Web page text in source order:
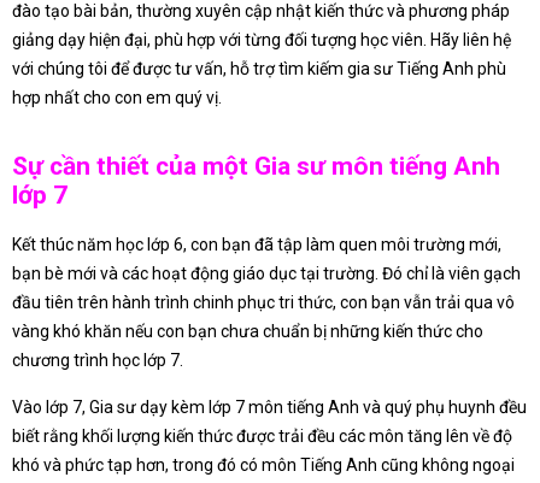
đào tạo bài bản, thường xuyên cập nhật kiến thức và phương pháp
giảng dạy hiện đại, phù hợp với từng đối tượng học viên. Hãy liên hệ
với chúng tôi để được tư vấn, hỗ trợ tìm kiếm gia sư Tiếng Anh phù
hợp nhất cho con em quý vị.
Sự cần thiết của một Gia sư môn tiếng Anh
lớp 7
Kết thúc năm học lớp 6, con bạn đã tập làm quen môi trường mới,
bạn bè mới và các hoạt động giáo dục tại trường. Đó chỉ là viên gạch
đầu tiên trên hành trình chinh phục tri thức, con bạn vẫn trải qua vô
vàng khó khăn nếu con bạn chưa chuẩn bị những kiến thức cho
chương trình học lớp 7.
Vào lớp 7, Gia sư dạy kèm lớp 7 môn tiếng Anh và quý phụ huynh đều
biết rằng khối lượng kiến thức được trải đều các môn tăng lên về độ
khó và phức tạp hơn, trong đó có môn Tiếng Anh cũng không ngoại